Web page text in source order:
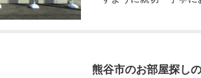
熊谷市のお部屋探し